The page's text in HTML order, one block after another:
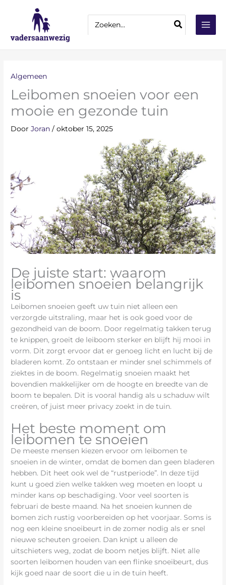
inhoud
naar:
Algemeen
Leibomen snoeien voor een
mooie en gezonde tuin
DoorJoran/oktober 15, 2025
De juiste start: waarom
leibomen snoeien belangrijk
is
Leibomen snoeien geeft uw tuin niet alleen een
verzorgde uitstraling, maar het is ook goed voor de
gezondheid van de boom. Door regelmatig takken terug
te knippen, groeit de leiboom sterker en blijft hij mooi in
vorm. Dit zorgt ervoor dat er genoeg licht en lucht bij de
bladeren komt. Zo ontstaan er minder snel schimmels of
ziektes in de boom. Regelmatig snoeien maakt het
bovendien makkelijker om de hoogte en breedte van de
boom te bepalen. Dit is vooral handig als u schaduw wilt
creëren, of juist meer privacy zoekt in de tuin.
Het beste moment om
leibomen te snoeien
De meeste mensen kiezen ervoor om leibomen te
snoeien in de winter, omdat de bomen dan geen bladeren
hebben. Dit heet ook wel de “rustperiode”. In deze tijd
kunt u goed zien welke takken weg moeten en loopt u
minder kans op beschadiging. Voor veel soorten is
februari de beste maand. Na het snoeien kunnen de
bomen zich rustig voorbereiden op het voorjaar. Soms is
nog een kleine snoeibeurt in de zomer nodig als er snel
nieuwe scheuten groeien. Dan knipt u alleen de
uitschieters weg, zodat de boom netjes blijft. Niet alle
soorten leibomen houden van een flinke snoeibeurt, dus
kijk goed naar de soort die u in de tuin heeft.
n